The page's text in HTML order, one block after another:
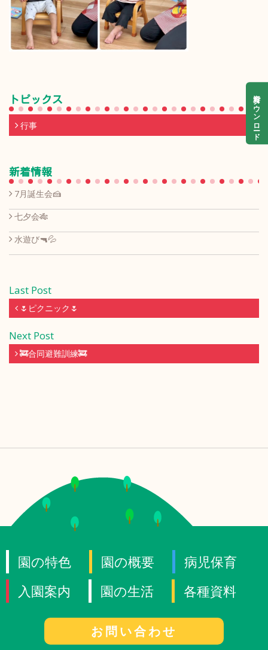
トピックス
行事
新着情報
7月誕生会🍰
七夕会🎋
水遊び🔫💦
Last Post
🌷ピクニック🌷
Next Post
🚒合同避難訓練🚒
園の特色 園の概要
病児保育
入園案内
園の生活 各種資料
資料ダウンロード
お問い合わせ